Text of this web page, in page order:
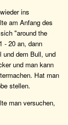
ins
am Anfang des
"around the
- 20 an, dann
und dem Bull, und
und man kann
Hat man
stellen.
man versuchen,